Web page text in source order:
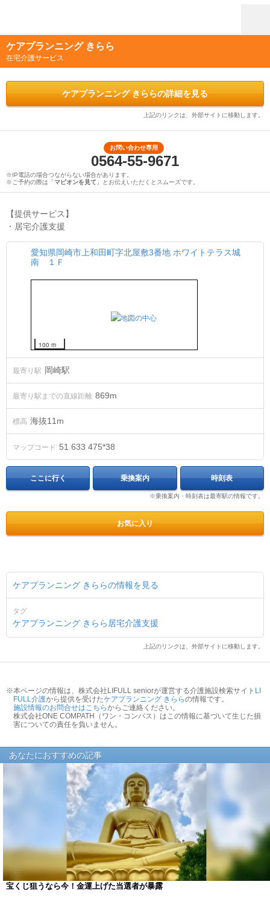
ケアプランニング きらら
在宅介護サービス
ケアプランニング きららの詳細を見る
上記のリンクは、外部サイトに移動します。
お問い合わせ専用
0564-55-9671
※IP電話の場合つながらない場合があります。
※ご予約の際は「マピオンを見て 」とお伝えいただくとスムーズです。
【提供サービス】
・居宅介護支援
愛知県岡崎市上和田町字北屋敷3番地 ホワイトテラス城
南 １Ｆ
100 m
最寄り駅 岡崎駅
最寄り駅までの直線距離 869m
標高 海抜11 m
マップコード 51 633 475*38
ここに行く 乗換案内 時刻表
※乗換案内・時刻表は最寄駅の情報です。
お気に入り
ケアプランニング きららの情報を見る
タグ
ケアプランニング きらら 居宅介護支援
上記のリンクは、外部サイトに移動します。
※本ページの情報は、株式会社LIFULL seniorが運営する介護施設検索サイト LI
FULL介護から提供を受けたケアプランニング きららの情報です。
施設情報のお問合せはこちらからご連絡ください。
株式会社ONE COMPATH（ワン・コンパス）はこの情報に基づいて生じた損
害についての責任を負いません。
あなたにおすすめの記事
宝くじ狙うなら今！金運上げた当選者が暴露